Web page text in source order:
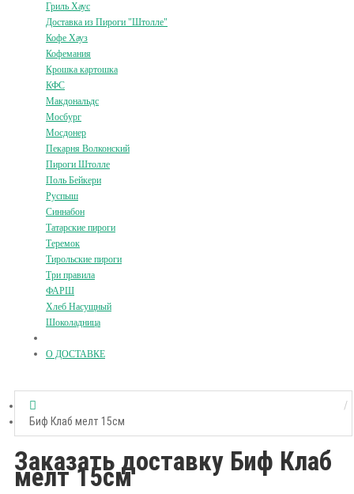
Гриль Хаус
Доставка из Пироги "Штолле"
Кофе Хауз
Кофемания
Крошка картошка
КФС
Макдональдс
Мосбург
Мосдонер
Пекарня Волконский
Пироги Штолле
Поль Бейкери
Руспыш
Синнабон
Татарские пироги
Теремок
Тирольские пироги
Три правила
ФАРШ
Хлеб Насущный
Шоколадница
О ДОСТАВКЕ
Биф Клаб мелт 15см
Заказать доставку Биф Клаб
мелт 15см